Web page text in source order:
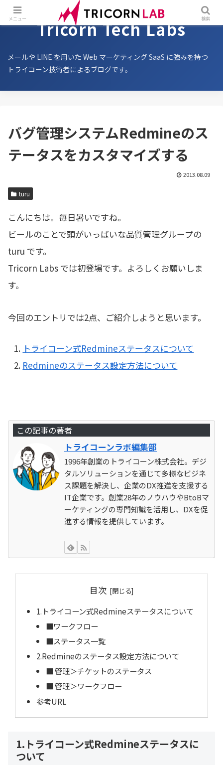
Tricorn Tech Labs
メールや LINE を用いた Web マーケティング SaaS に強みを持つ
トライコーン技術者によるブログです。
バグ管理システムRedmineのス
テータスをカスタマイズする
2013.08.09
turu
こんにちは。毎日暑いですね。
ビールのことで頭がいっぱいな品質管理グループの
turu です。
Tricorn Labs では初登場です。よろしくお願いしま
す。
今回のエントリでは2点、ご紹介しようと思います。
トライコーン式Redmineステータスについて
Redmineのステータス設定方法について
この記事の著者
トライコーンラボ編集部
1996年創業のトライコーン株式会社。デジ
タルソリューションを通じて多様なビジネ
ス課題を解決し、企業のDX推進を支援する
IT企業です。創業28年のノウハウやBtoBマ
ーケティングの専門知識を活用し、DXを促
進する情報を提供しています。
目次
1.トライコーン式Redmineステータスについて
■ワークフロー
■ステータス一覧
2.Redmineのステータス設定方法について
■ 管理＞チケットのステータス
■ 管理＞ワークフロー
参考URL
1.トライコーン式Redmineステータスに
ついて
メニュー 検索